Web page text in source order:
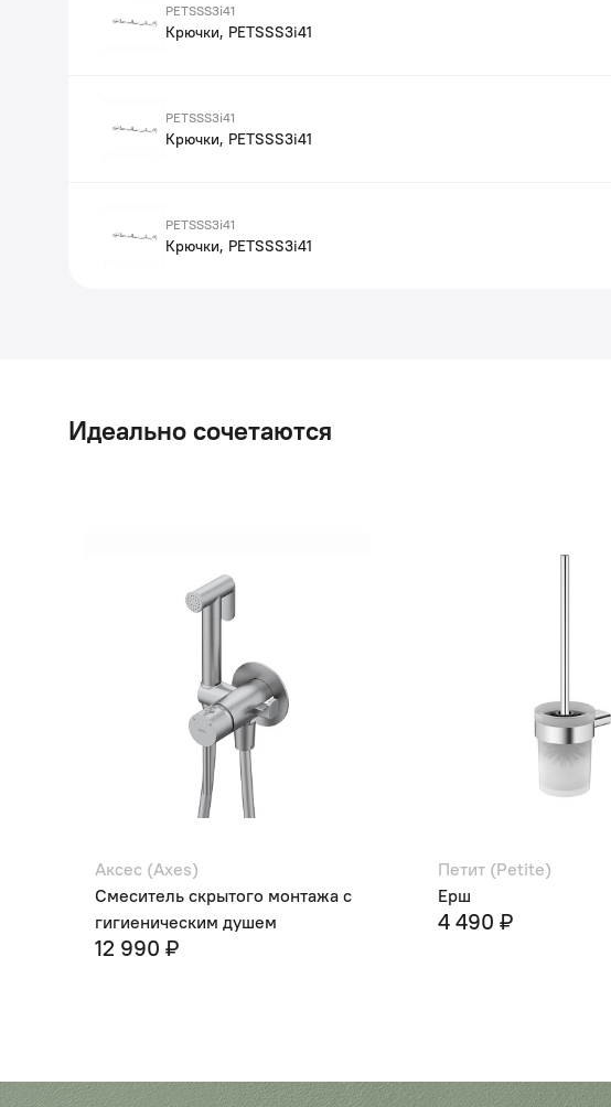
PETSSS3i41
Крючки, PETSSS3i41
PETSSS3i41
Крючки, PETSSS3i41
PETSSS3i41
Крючки, PETSSS3i41
Идеально сочетаются
Аксес (Axes)
Смеситель скрытого монтажа с
гигиеническим душем
12 990 ₽
Петит (Petite)
Ерш
4 490 ₽